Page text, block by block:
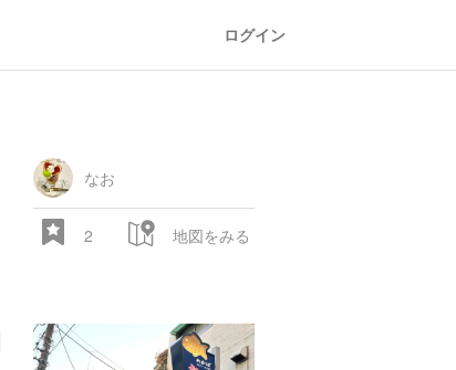
ログイン
なお
2 地図をみる